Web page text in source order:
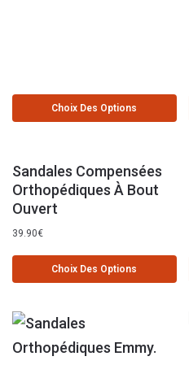
Choix Des Options
Sandales Compensées
Orthopédiques À Bout
Ouvert
39.90€
Choix Des Options